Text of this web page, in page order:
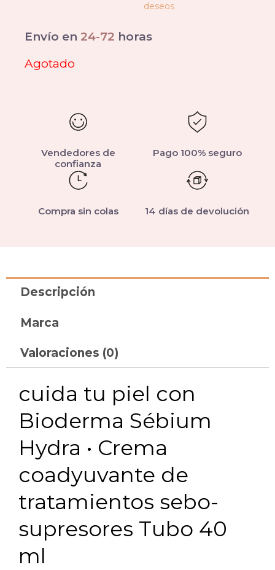
deseos
Envío en 24-72 horas
Agotado
Vendedores de
confianza
Pago 100% seguro
Compra sin colas 14 días de devolución
Descripción
Marca
Valoraciones (0)
cuida tu piel con
Bioderma Sébium
Hydra • Crema
coadyuvante de
tratamientos sebo-
supresores Tubo 40
ml